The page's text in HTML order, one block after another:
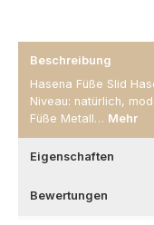
Beschreibung
Hasena Füße Slid
Niveau: natürlich,
Füße Metall… Mehr
Eigenschaften
Bewertungen